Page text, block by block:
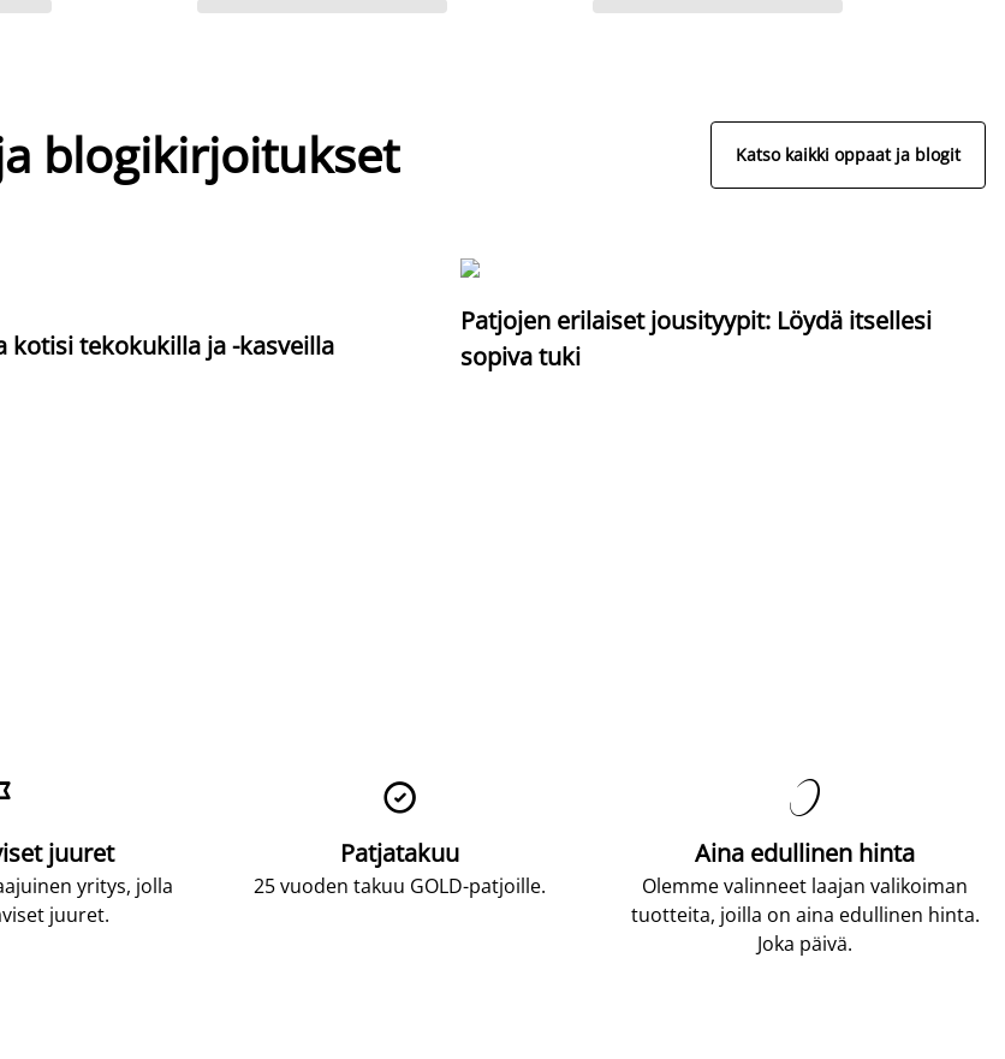
blogikirjoitukset Katso kaikki oppaat ja blogit
kotisi tekokukilla ja -kasveilla
Patjojen erilaiset jousityypit: Löydä itsellesi
sopiva tuki
juuret
yritys, jolla
juuret.

Patjatakuu
25 vuoden takuu GOLD-patjoille.

Aina edullinen hinta
Olemme valinneet laajan valikoiman
tuotteita, joilla on aina edullinen hinta.
Joka päivä.